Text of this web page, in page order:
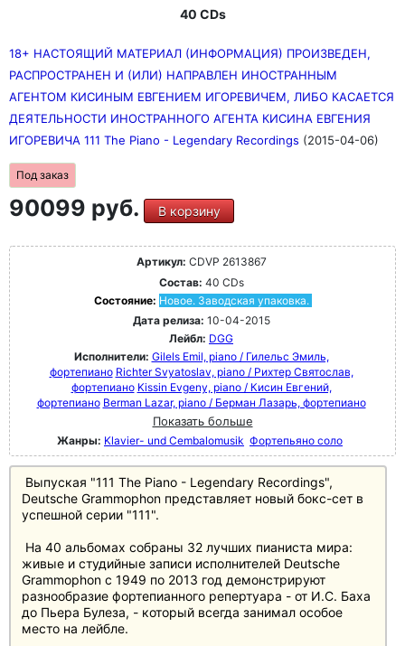
40 CDs
18+ НАСТОЯЩИЙ МАТЕРИАЛ (ИНФОРМАЦИЯ) ПРОИЗВЕДЕН,
РАСПРОСТРАНЕН И (ИЛИ) НАПРАВЛЕН ИНОСТРАННЫМ
АГЕНТОМ КИСИНЫМ ЕВГЕНИЕМ ИГОРЕВИЧЕМ, ЛИБО КАСАЕТСЯ
ДЕЯТЕЛЬНОСТИ ИНОСТРАННОГО АГЕНТА КИСИНА ЕВГЕНИЯ
ИГОРЕВИЧА 111 The Piano - Legendary Recordings (2015-04-06)
Под заказ
90099 руб. В корзину
Артикул: CDVP 2613867
Состав: 40 CDs
Состояние: Новое. Заводская упаковка.
Дата релиза: 10-04-2015
Лейбл: DGG
Исполнители: Gilels Emil, piano / Гилельс Эмиль,
фортепиано Richter Svyatoslav, piano / Рихтер Святослав,
фортепиано Kissin Evgeny, piano / Кисин Евгений,
фортепиано Berman Lazar, piano / Берман Лазарь, фортепиано
Показать больше
Жанры: Klavier- und Cembalomusik Фортепьяно соло
Выпуская "111 The Piano - Legendary Recordings",
Deutsche Grammophon представляет новый бокс-сет в
успешной серии "111".
На 40 альбомах собраны 32 лучших пианиста мира:
живые и студийные записи исполнителей Deutsche
Grammophon с 1949 по 2013 год демонстрируют
разнообразие фортепианного репертуара - от И.С. Баха
до Пьера Булеза, - который всегда занимал особое
место на лейбле.